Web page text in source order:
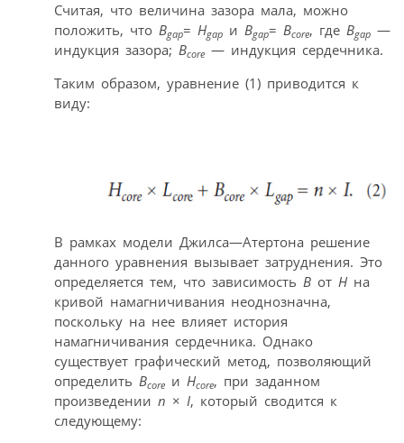
Считая, что величина зазора мала, можно
положить, что Bgap= Hgap и Bgap= Bcore, где Bgap —
индукция зазора; Bcore — индукция сердечника.
Таким образом, уравнение (1) приводится к
виду:
В рамках модели Джилса—Атертона решение
данного уравнения вызывает затруднения. Это
определяется тем, что зависимость B от H на
кривой намагничивания неоднозначна,
поскольку на нее влияет история
намагничивания сердечника. Однако
существует графический метод, позволяющий
определить Bcore и Hcore, при заданном
произведении n × I, который сводится к
следующему: